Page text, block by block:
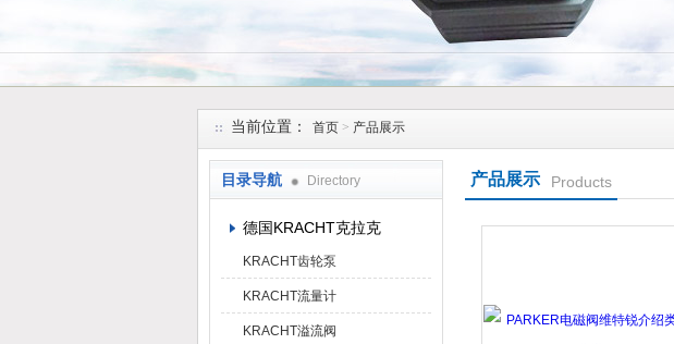
上海维特锐实业发展有限公司
当前位置： 首页 > 产品展示
目录导航 Directory
德国KRACHT克拉克
KRACHT齿轮泵
KRACHT流量计
KRACHT溢流阀
产品展示 Products